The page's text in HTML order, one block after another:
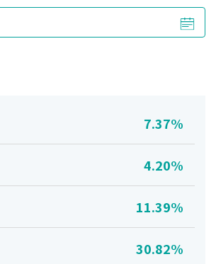
7.37%
4.20%
11.39%
30.82%